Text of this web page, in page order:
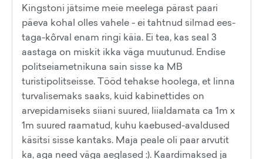
Kingstoni jätsime meie meelega pärast paari
päeva kohal olles vahele - ei tahtnud silmad ees-
taga-kôrval enam ringi käia. Ei tea, kas seal 3
aastaga on miskit ikka väga muutunud. Endise
politseiametnikuna sain sisse ka MB
turistipolitseisse. Tööd tehakse hoolega, et linna
turvalisemaks saaks, kuid kabinettides on
arvepidamiseks siiani suured, liialdamata ca 1m x
1m suured raamatud, kuhu kaebused-avaldused
käsitsi sisse kantaks. Maja peale oli paar arvutit
ka, aga need väga aeglased :). Kaardimaksed ja